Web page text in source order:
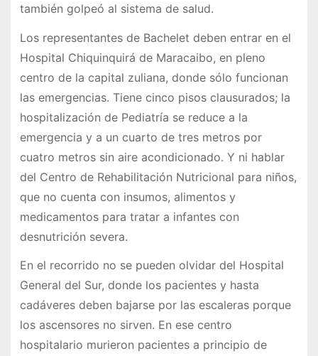
también golpeó al sistema de salud.
Los representantes de Bachelet deben entrar en el
Hospital Chiquinquirá de Maracaibo, en pleno
centro de la capital zuliana, donde sólo funcionan
las emergencias. Tiene cinco pisos clausurados; la
hospitalización de Pediatría se reduce a la
emergencia y a un cuarto de tres metros por
cuatro metros sin aire acondicionado. Y ni hablar
del Centro de Rehabilitación Nutricional para niños,
que no cuenta con insumos, alimentos y
medicamentos para tratar a infantes con
desnutrición severa.
En el recorrido no se pueden olvidar del Hospital
General del Sur, donde los pacientes y hasta
cadáveres deben bajarse por las escaleras porque
los ascensores no sirven. En ese centro
hospitalario murieron pacientes a principio de